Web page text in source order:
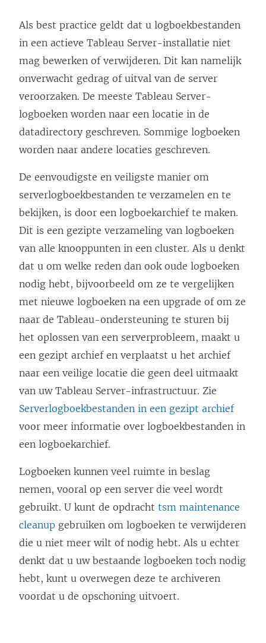
)
Als best practice geldt dat u logboekbestanden
in een actieve Tableau Server-installatie niet
mag bewerken of verwijderen. Dit kan namelijk
onverwacht gedrag of uitval van de server
veroorzaken. De meeste Tableau Server-
logboeken worden naar een locatie in de
datadirectory geschreven. Sommige logboeken
worden naar andere locaties geschreven.
De eenvoudigste en veiligste manier om
serverlogboekbestanden te verzamelen en te
bekijken, is door een logboekarchief te maken.
Dit is een gezipte verzameling van logboeken
van alle knooppunten in een cluster. Als u denkt
dat u om welke reden dan ook oude logboeken
nodig hebt, bijvoorbeeld om ze te vergelijken
met nieuwe logboeken na een upgrade of om ze
naar de Tableau-ondersteuning te sturen bij
het oplossen van een serverprobleem, maakt u
een gezipt archief en verplaatst u het archief
naar een veilige locatie die geen deel uitmaakt
van uw Tableau Server-infrastructuur. Zie
Serverlogboekbestanden in een gezipt archief
voor meer informatie over logboekbestanden in
een logboekarchief.
Logboeken kunnen veel ruimte in beslag
nemen, vooral op een server die veel wordt
gebruikt. U kunt de opdracht tsm maintenance
cleanup gebruiken om logboeken te verwijderen
die u niet meer wilt of nodig hebt. Als u echter
denkt dat u uw bestaande logboeken toch nodig
hebt, kunt u overwegen deze te archiveren
voordat u de opschoning uitvoert.